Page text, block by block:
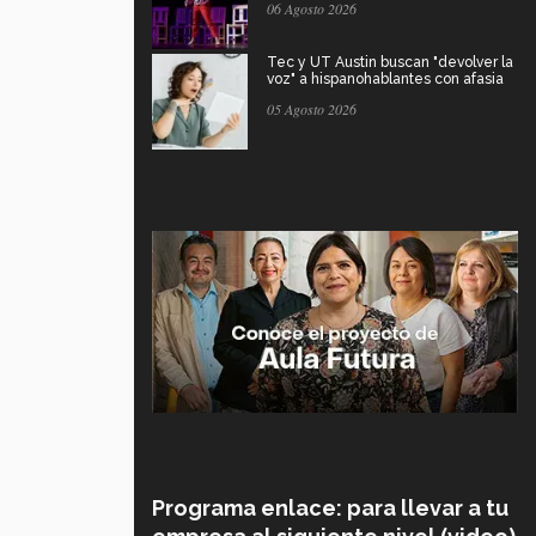
06 Agosto 2026
Tec y UT Austin buscan "devolver la
voz" a hispanohablantes con afasia
05 Agosto 2026
Programa enlace: para llevar a tu